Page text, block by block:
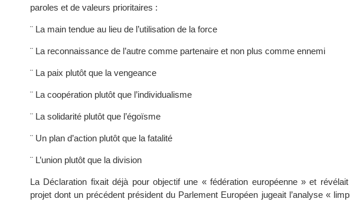
paroles et de valeurs prioritaires :
¨ La main tendue au lieu de l’utilisation de la force
¨ La reconnaissance de l’autre comme partenaire et non plus comme ennemi
¨ La paix plutôt que la vengeance
¨ La coopération plutôt que l’individualisme
¨ La solidarité plutôt que l’égoïsme
¨ Un plan d’action plutôt que la fatalité
¨ L’union plutôt que la division
La Déclaration fixait déjà pour objectif une « fédération européenne » et révélait
projet dont un précédent président du Parlement Européen jugeait l’analyse «